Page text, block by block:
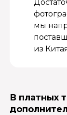
мы
из
В платных